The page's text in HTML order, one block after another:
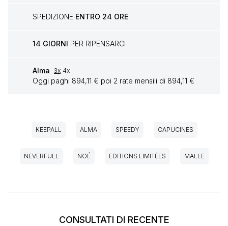
SPEDIZIONE ENTRO 24 ORE
14 GIORNI PER RIPENSARCI
Alma 3x 4x
Oggi paghi 894,11 € poi 2 rate mensili di 894,11 €
KEEPALL ALMA SPEEDY CAPUCINES
NEVERFULL NOÉ EDITIONS LIMITÉES MALLE
CONSULTATI DI RECENTE